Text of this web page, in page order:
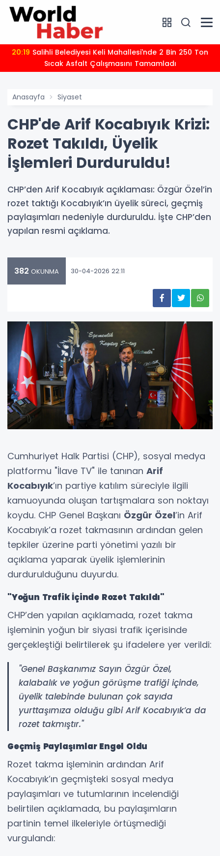
20:19
Sıcak Asfalt Çalışmasını Tamamladı
Anasayfa Siyaset
CHP'de Arif Kocabıyık Krizi:
Rozet Takıldı, Üyelik
İşlemleri Durduruldu!
CHP’den Arif Kocabıyık açıklaması: Özgür Özel’in
rozet taktığı Kocabıyık’ın üyelik süreci, geçmiş
paylaşımları nedeniyle durduruldu. İşte CHP’den
yapılan resmi açıklama.
382 OKUNMA 30-04-2026 22:11
Cumhuriyet Halk Partisi (CHP), sosyal medya
platformu "İlave TV" ile tanınan Arif
Kocabıyık’ın partiye katılım süreciyle ilgili
kamuoyunda oluşan tartışmalara son noktayı
koydu. CHP Genel Başkanı Özgür Özel’in Arif
Kocabıyık’a rozet takmasının ardından gelen
tepkiler üzerine parti yönetimi yazılı bir
açıklama yaparak üyelik işlemlerinin
durdurulduğunu duyurdu.
"Yoğun Trafik İçinde Rozet Takıldı"
CHP’den yapılan açıklamada, rozet takma
işleminin yoğun bir siyasi trafik içerisinde
gerçekleştiği belirtilerek şu ifadelere yer verildi:
"Genel Başkanımız Sayın Özgür Özel,
kalabalık ve yoğun görüşme trafiği içinde,
üyelik talebinde bulunan çok sayıda
yurttaşımıza olduğu gibi Arif Kocabıyık’a da
rozet takmıştır."
Geçmiş Paylaşımlar Engel Oldu
Rozet takma işleminin ardından Arif
Kocabıyık’ın geçmişteki sosyal medya
paylaşımları ve tutumlarının incelendiği
belirtilen açıklamada, bu paylaşımların
partinin temel ilkeleriyle örtüşmediği
vurgulandı: